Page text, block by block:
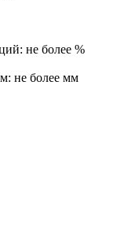
не более %
не более мм